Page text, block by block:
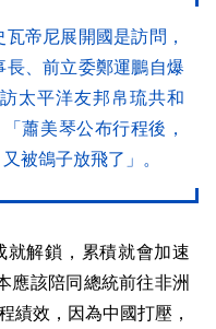
帝尼展開國是訪問，
、前立委鄭運鵬自爆
太平洋友邦帛琉共和
蕭美琴公布行程後，
被鴿子放飛了」。
就解鎖，累積就會加速
應該陪同總統前往非洲
績效，因為中國打壓，